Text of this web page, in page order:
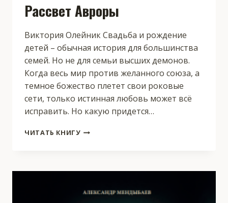
Рассвет Авроры
Виктория Олейник Свадьба и рождение
детей – обычная история для большинства
семей. Но не для семьи высших демонов.
Когда весь мир против желанного союза, а
темное божество плетет свои роковые
сети, только истинная любовь может всё
исправить. Но какую придется…
ЧИТАТЬ КНИГУРАССВЕТ